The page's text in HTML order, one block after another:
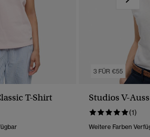
T-Shirt
3 FÜR €55
Studios V-
(1)
Weitere Farben